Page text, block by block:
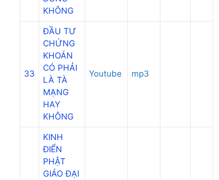
KHÔNG
33
ĐẦU TƯ
CHỨNG
KHOÁN
CÓ PHẢI
LÀ TÀ
MẠNG
HAY
KHÔNG
Youtube mp3
KINH
ĐIỂN
PHẬT
GIÁO ĐẠI